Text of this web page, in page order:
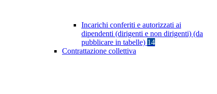
Incarichi conferiti e autorizzati ai
dipendenti (dirigenti e non dirigenti) (da
pubblicare in tabelle) 14
Contrattazione collettiva